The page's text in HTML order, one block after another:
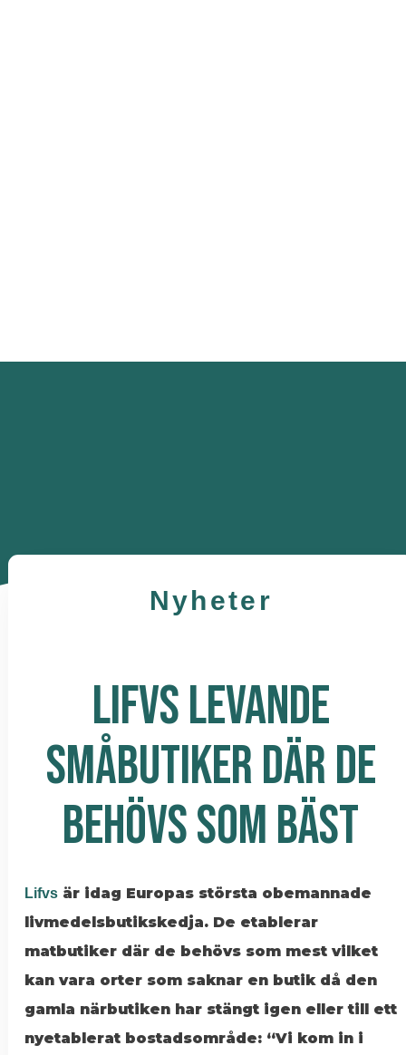
Nyheter
LIFVS LEVANDE
SMÅBUTIKER DÄR DE
BEHÖVS SOM BÄST
Lifvs är idag Europas största obemannade
livmedelsbutikskedja. De etablerar
matbutiker där de behövs som mest vilket
kan vara orter som saknar en butik då den
gamla närbutiken har stängt igen eller till ett
nyetablerat bostadsområde: “Vi kom in i